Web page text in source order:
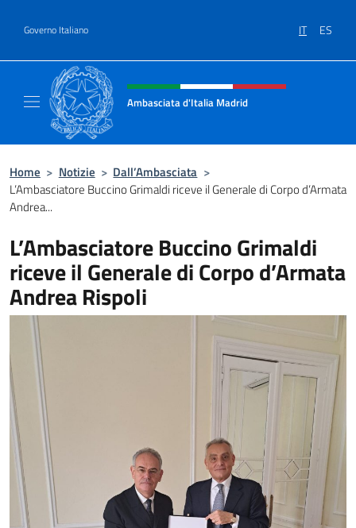
Governo Italiano IT ES
Intestazione sito, social e menù
Ambasciata d'Italia Madrid
Home > Notizie > Dall’Ambasciata >
L’Ambasciatore Buccino Grimaldi riceve il Generale di Corpo d’Armata
Andrea...
L’Ambasciatore Buccino Grimaldi
riceve il Generale di Corpo d’Armata
Andrea Rispoli